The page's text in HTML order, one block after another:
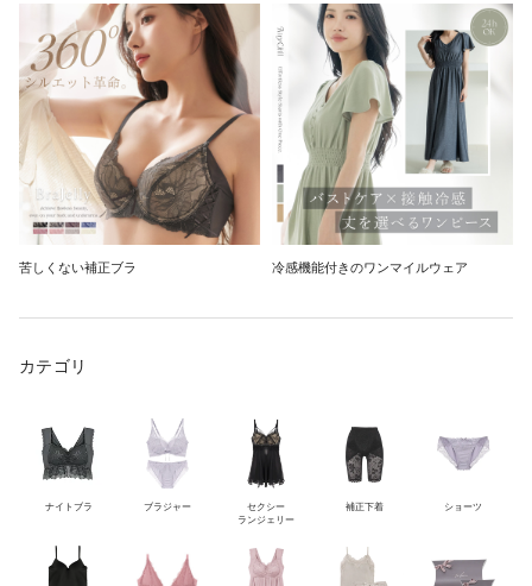
苦しくない補正ブラ 冷感機能付きのワンマイルウェア
カテゴリ
ナイトブラ ブラジャー
セクシー
ランジェリー
補正下着 ショーツ